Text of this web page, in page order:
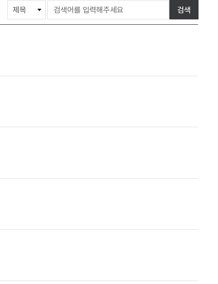
게
시
검색